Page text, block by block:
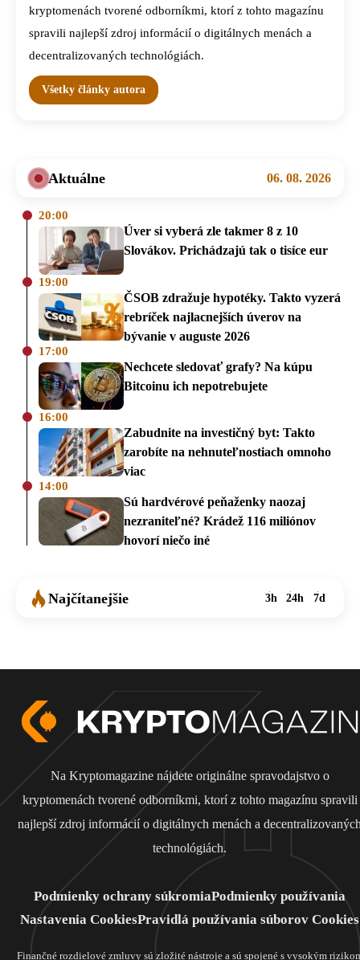
kryptomenách tvorené odborníkmi, ktorí z tohto magazínu
spravili najlepší zdroj informácií o digitálnych menách a
decentralizovaných technológiách.
Všetky články autora
Aktuálne 06. 08. 2026
20:00
Úver si vyberá zle takmer 8 z 10
Slovákov. Prichádzajú tak o tisíce eur
19:00
ČSOB zdražuje hypotéky. Takto vyzerá
rebríček najlacnejších úverov na
bývanie v auguste 2026
17:00
Nechcete sledovať grafy? Na kúpu
Bitcoinu ich nepotrebujete
16:00
Zabudnite na investičný byt: Takto
zarobíte na nehnuteľnostiach omnoho
viac
14:00
Sú hardvérové peňaženky naozaj
nezraniteľné? Krádež 116 miliónov
hovorí niečo iné
Najčítanejšie 3h 24h 7d
Na Kryptomagazine nájdete originálne spravodajstvo o
kryptomenách tvorené odborníkmi, ktorí z tohto magazínu spravili
najlepší zdroj informácií o digitálnych menách a
technológiách.
Podmienky ochrany súkromiaPodmienky používania
Nastavenia CookiesPravidlá používania súborov Cookies
Finančné rozdielové zmluvy sú zložité nástroje a sú spojené s vysokým